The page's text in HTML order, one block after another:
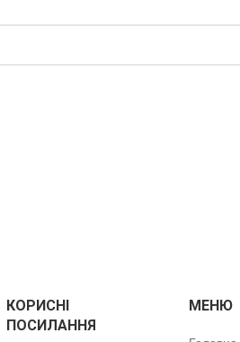
КОРИСНІ
ПОСИЛАННЯ
МЕНЮ